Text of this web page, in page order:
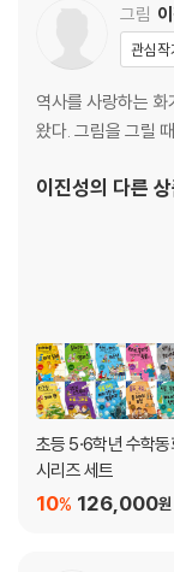
그림
관심작
역사를 사랑하는
왔다. 그림을 그릴
이진성의 다른
초등 5·6학년 수학
시리즈 세트
126,000원
10%